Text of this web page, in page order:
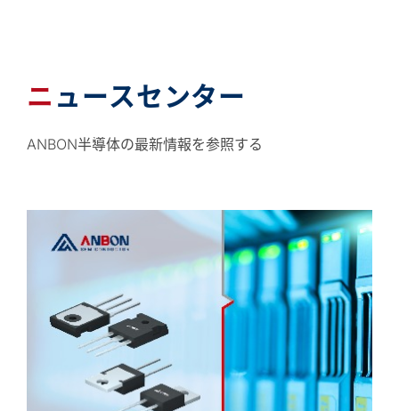
ニュースセンター
ANBON半導体の最新情報を参照する